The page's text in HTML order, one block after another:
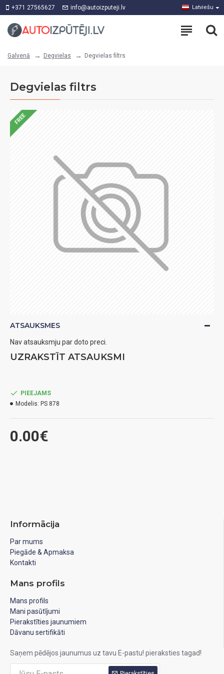
+371 27565627 info@autoizputeji.lv Latviešu
Galvenā Degvielas Degvielas filtrs
Degvielas filtrs
FREE
ATSAUKSMES
Nav atsauksmju par doto preci.
UZRAKSTĪT ATSAUKSMI
0.00€
PIEEJAMS
Modelis: PS 878
Informācija
Par mums
Piegāde & Apmaksa
Kontakti
Mans profils
Mans profils
Mani pasūtījumi
Pierakstīties jaunumiem
Dāvanu sertifikāti
Saņem pēdējos jaunumus uz tavu E-pastu! pieraksties tagad!